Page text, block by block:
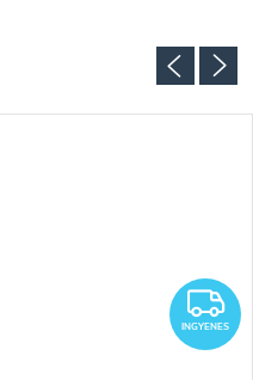
INGYENES